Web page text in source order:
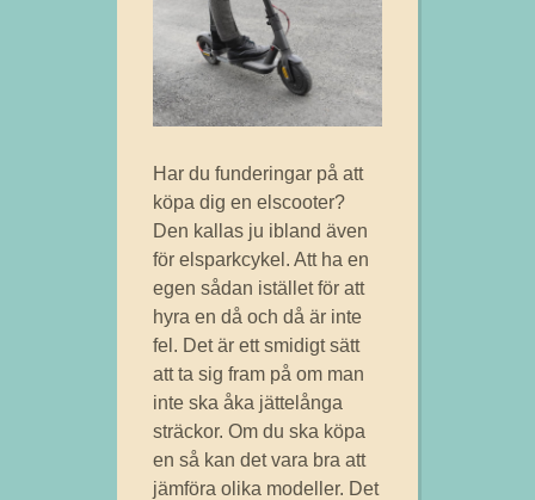
Har du funderingar på att
köpa dig en elscooter?
Den kallas ju ibland även
för elsparkcykel. Att ha en
egen sådan istället för att
hyra en då och då är inte
fel. Det är ett smidigt sätt
att ta sig fram på om man
inte ska åka jättelånga
sträckor. Om du ska köpa
en så kan det vara bra att
jämföra olika modeller. Det